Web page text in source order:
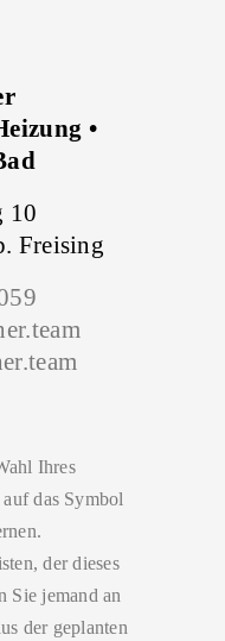
•
10
Freising
Ihres
das Symbol
der dieses
Sie jemand an
der geplanten